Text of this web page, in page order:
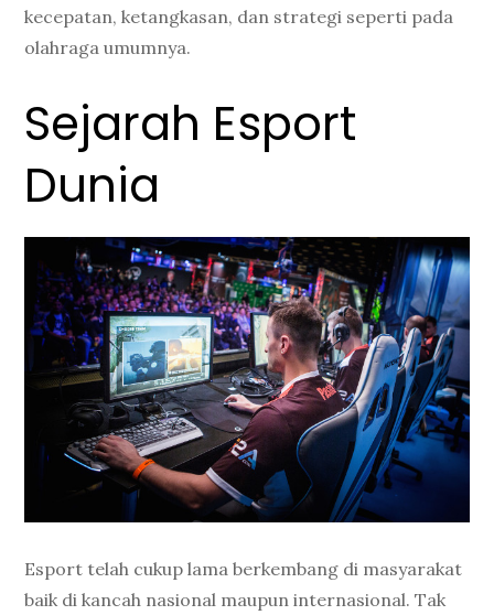
kecepatan, ketangkasan, dan strategi seperti pada
olahraga umumnya.
Sejarah Esport
Dunia
Esport telah cukup lama berkembang di masyarakat
baik di kancah nasional maupun internasional. Tak